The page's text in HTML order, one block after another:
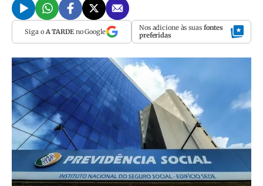
Siga o A TARDEno Google Nos adicione às suas fontes
preferidas